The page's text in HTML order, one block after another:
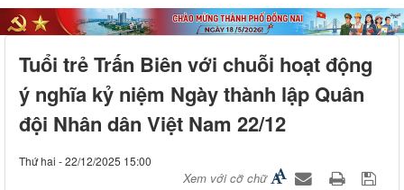
Tuổi trẻ Trấn Biên với chuỗi hoạt động
ý nghĩa kỷ niệm Ngày thành lập Quân
đội Nhân dân Việt Nam 22/12
Thứ hai - 22/12/2025 15:00
Xem với cỡ chữ